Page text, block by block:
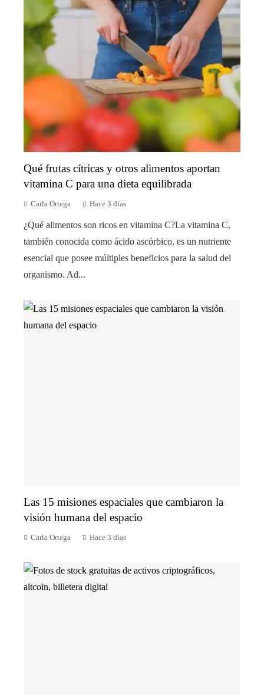
Qué frutas cítricas y otros alimentos aportan
vitamina C para una dieta equilibrada
Carla Ortega Hace 3 días
¿Qué alimentos son ricos en vitamina C?La vitamina C,
también conocida como ácido ascórbico, es un nutriente
esencial que posee múltiples beneficios para la salud del
organismo. Ad...
Las 15 misiones espaciales que cambiaron la
visión humana del espacio
Carla Ortega Hace 3 días